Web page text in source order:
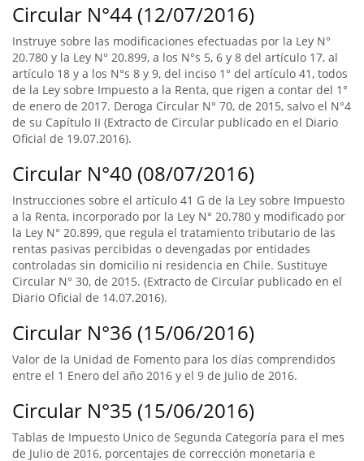
Circular N°44 (12/07/2016)
Instruye sobre las modificaciones efectuadas por la Ley N°
20.780 y la Ley N° 20.899, a los N°s 5, 6 y 8 del artículo 17, al
artículo 18 y a los N°s 8 y 9, del inciso 1° del artículo 41, todos
de la Ley sobre Impuesto a la Renta, que rigen a contar del 1°
de enero de 2017. Deroga Circular N° 70, de 2015, salvo el N°4
de su Capítulo II (Extracto de Circular publicado en el Diario
Oficial de 19.07.2016).
Circular N°40 (08/07/2016)
Instrucciones sobre el artículo 41 G de la Ley sobre Impuesto
a la Renta, incorporado por la Ley N° 20.780 y modificado por
la Ley N° 20.899, que regula el tratamiento tributario de las
rentas pasivas percibidas o devengadas por entidades
controladas sin domicilio ni residencia en Chile. Sustituye
Circular N° 30, de 2015. (Extracto de Circular publicado en el
Diario Oficial de 14.07.2016).
Circular N°36 (15/06/2016)
Valor de la Unidad de Fomento para los días comprendidos
entre el 1 Enero del año 2016 y el 9 de Julio de 2016.
Circular N°35 (15/06/2016)
Tablas de Impuesto Unico de Segunda Categoría para el mes
de Julio de 2016, porcentajes de corrección monetaria e